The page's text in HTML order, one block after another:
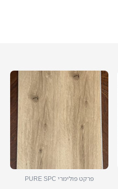
פרקט פולימרי PURE SPC
למוצר
יש
מספר
סוגים.
ניתן
לבחור
את